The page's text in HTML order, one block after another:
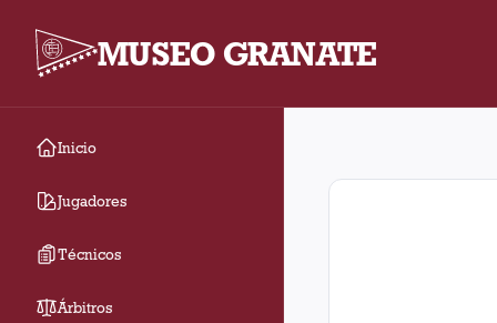
MUSEO GRANATE
Inicio
Jugadores
Técnicos
Árbitros
Fecha 12. Partido